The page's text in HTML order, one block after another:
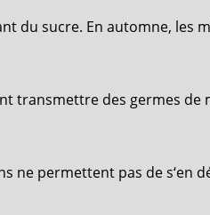
du sucre. En automne, les
transmettre des germes
ne permettent pas de